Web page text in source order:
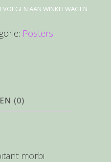
AAN WINKELWAGEN
Posters
(0)
morbi